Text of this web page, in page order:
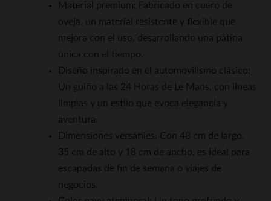
Material premium: Fabricado en cuero de
oveja, un material resistente y flexible que
mejora con el uso, desarrollando una pátina
única con el tiempo.
Diseño inspirado en el automovilismo clásico:
Un guiño a las 24 Horas de Le Mans, con líneas
limpias y un estilo que evoca elegancia y
aventura.
Dimensiones versátiles: Con 48 cm de largo,
35 cm de alto y 18 cm de ancho, es ideal para
escapadas de fin de semana o viajes de
negocios.